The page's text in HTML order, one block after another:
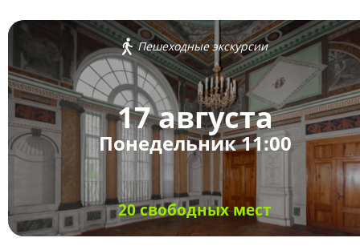
Пешеходные экскурсии
17 августа
Понедельник 11:00
20 свободных мест